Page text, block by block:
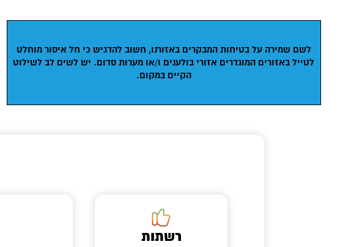
לשם שמירה על בטיחות המבקרים באזורנו, חשוב להדגיש כי חל איסורמוחלט
לטייל באזורים המוגדרים אזורי בולענים ו/או מערות סדום. יש לשים לב לשילוט
הקיים במקום.
רשתות